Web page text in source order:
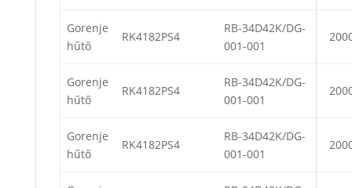
Gorenje
hűtő
RK4182PS4
RB-34D42K/DG-
001-001
Gorenje
hűtő
RK4182PS4
RB-34D42K/DG-
001-001
Gorenje
hűtő
RK4182PS4
RB-34D42K/DG-
001-001